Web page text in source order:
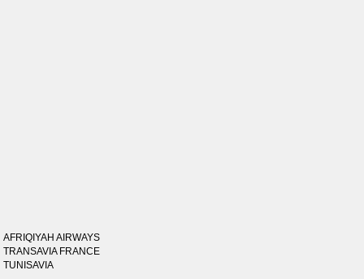
AFRIQIYAH AIRWAYS
TRANSAVIA FRANCE
TUNISAVIA